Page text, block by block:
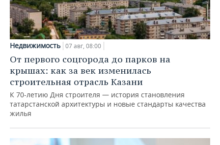
Недвижимость 07 авг, 08:00
От первого соцгорода до парков на
крышах: как за век изменилась
строительная отрасль Казани
К 70-летию Дня строителя — история становления
татарстанской архитектуры и новые стандарты качества
жилья